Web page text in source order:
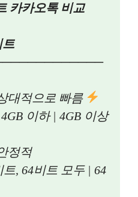
카카오톡 비교
트
대적으로 빠름
이하 | 4GB 이상
정적
트, 64비트 모두 | 64